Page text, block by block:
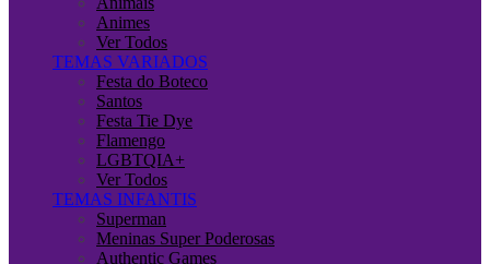
Animes
Ver Todos
TEMAS VARIADOS
Festa do Boteco
Santos
Festa Tie Dye
Flamengo
LGBTQIA+
Ver Todos
TEMAS INFANTIS
Superman
Meninas Super Poderosas
Authentic Games